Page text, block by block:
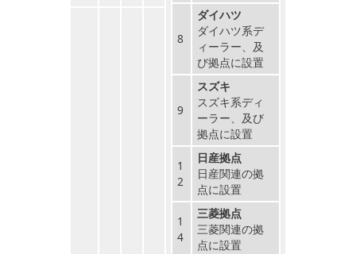
8
ダイハツ
ダイハツ系デ
ィーラー、及
び拠点に設置
9
スズキ
スズキ系ディ
ーラー、及び
拠点に設置
1
2
日産拠点
日産関連の拠
点に設置
1
4
三菱拠点
三菱関連の拠
点に設置